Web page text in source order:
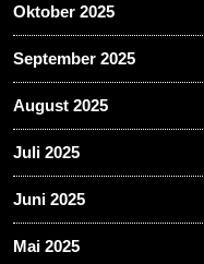
Oktober 2025
September 2025
August 2025
Juli 2025
Juni 2025
Mai 2025